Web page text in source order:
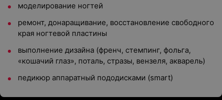
моделирование ногтей
ремонт, донаращивание, восстановление свободного
края ногтевой пластины
выполнение дизайна (френч, стемпинг, фольга,
«кошачий глаз», поталь, стразы, вензеля, акварель)
педикюр аппаратный пододисками (smart)